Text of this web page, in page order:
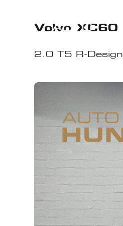
Volvo XC60
2.0 T5 R-Design